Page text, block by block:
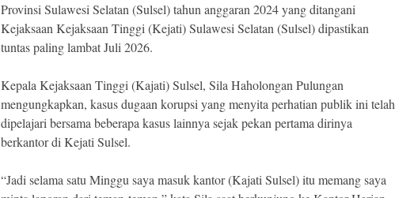
Provinsi Sulawesi Selatan (Sulsel) tahun anggaran 2024 yang ditangani
Kejaksaan Kejaksaan Tinggi (Kejati) Sulawesi Selatan (Sulsel) dipastikan
tuntas paling lambat Juli 2026.
Kepala Kejaksaan Tinggi (Kajati) Sulsel, Sila Haholongan Pulungan
mengungkapkan, kasus dugaan korupsi yang menyita perhatian publik ini telah
dipelajari bersama beberapa kasus lainnya sejak pekan pertama dirinya
berkantor di Kejati Sulsel.
“Jadi selama satu Minggu saya masuk kantor (Kajati Sulsel) itu memang saya